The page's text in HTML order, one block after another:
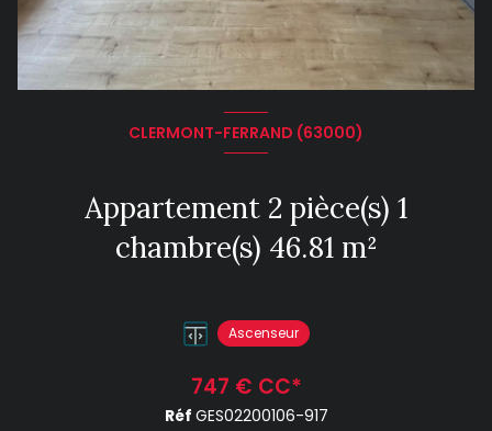
CLERMONT-FERRAND (63000)
Appartement 2 pièce(s) 1
chambre(s) 46.81 m²
Ascenseur
747 € CC*
Réf GES02200106-917